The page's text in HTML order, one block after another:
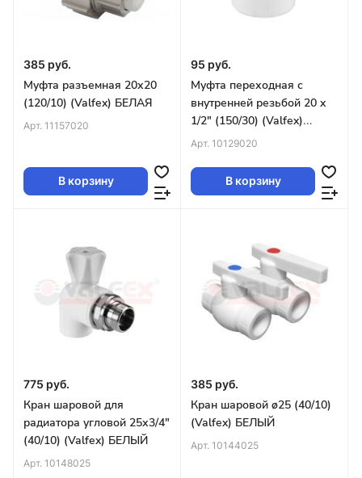
385 руб.
Муфта разъемная 20х20
(120/10) (Valfex) БЕЛАЯ
Арт. 11157020
В корзину
95 руб.
Муфта переходная с
внутренней резьбой 20 x
1/2" (150/30) (Valfex)
БЕЛАЯ
Арт. 10129020
В корзину
775 руб.
Кран шаровой для
радиатора угловой 25х3/4"
(40/10) (Valfex) БЕЛЫЙ
Арт. 10148025
385 руб.
Кран шаровой ø25 (40/10)
(Valfex) БЕЛЫЙ
Арт. 10144025